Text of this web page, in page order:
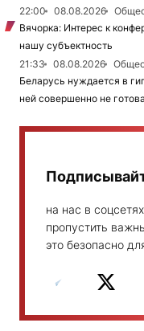
22:00
08.08.2026
Вячорка: Интерес к
нашу субъектность
21:33
08.08.2026
Беларусь нуждается в
ней совершенно не
на нас в
пропустить
это безопасно